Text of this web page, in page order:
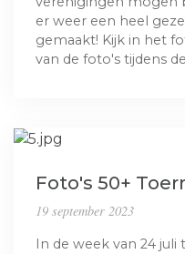
er weer een heel
gemaakt! Kijk in het
van de foto's tijdens
Foto's 50+
19 september 2023
In de week van 24